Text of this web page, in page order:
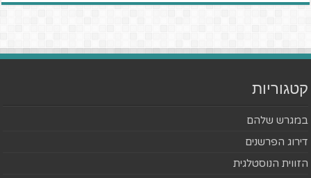
קטגוריות
במגרש שלהם
דירוג הפרשנים
הזווית הנוסטלגית